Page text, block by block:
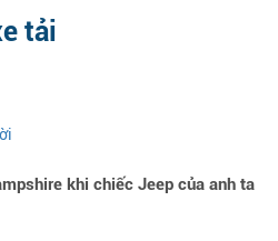
tải
khi chiếc Jeep của anh ta